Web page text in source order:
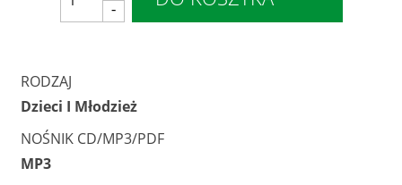
RODZAJ
Dzieci I Młodzież
NOŚNIK CD/MP3/PDF
MP3